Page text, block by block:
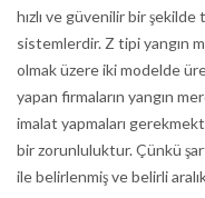
hızlı ve güvenilir bir şekilde
sistemlerdir. Z tipi yangın
olmak üzere iki modelde
yapan firmaların yangın
imalat yapmaları
bir zorunluluktur. Çünkü
ile belirlenmiş ve belirli